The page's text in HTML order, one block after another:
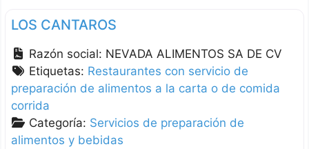
LOS CANTAROS
Razón social: NEVADA ALIMENTOS SA DE CV
Etiquetas: Restaurantes con servicio de
preparación de alimentos a la carta o de comida
corrida
Categoría: Servicios de preparación de
alimentos y bebidas